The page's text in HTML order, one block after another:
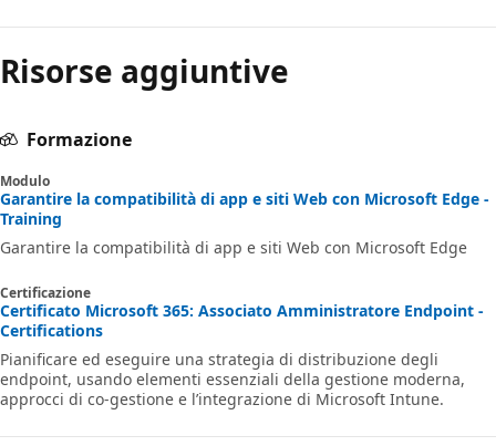
Modalità
di
Risorse aggiuntive
Formazione
Modulo
Garantire la compatibilità di app e siti Web con Microsoft Edge -
Training
Garantire la compatibilità di app e siti Web con Microsoft Edge
Certificazione
Certificato Microsoft 365: Associato Amministratore Endpoint -
Certifications
Pianificare ed eseguire una strategia di distribuzione degli
endpoint, usando elementi essenziali della gestione moderna,
approcci di co-gestione e l’integrazione di Microsoft Intune.